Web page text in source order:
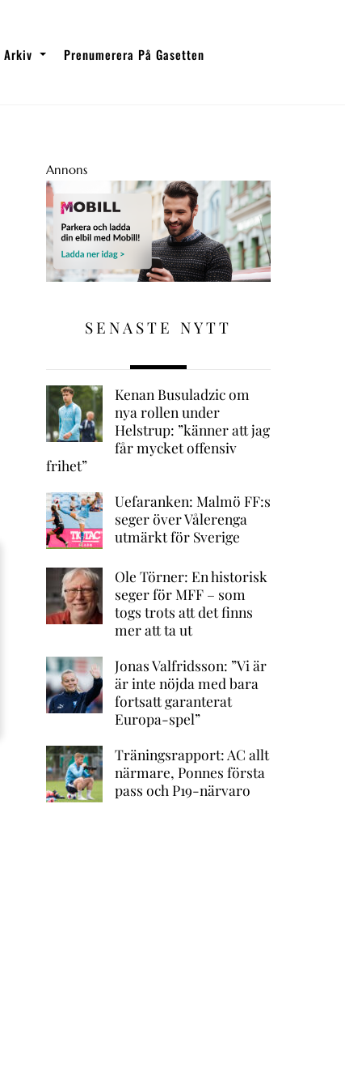
Arkiv Prenumerera På Gasetten
Annons
SENASTE NYTT
Kenan Busuladzic om
nya rollen under
Helstrup: ”känner att jag
får mycket offensiv
frihet”
Uefaranken: Malmö FF:s
seger över Vålerenga
utmärkt för Sverige
Ole Törner: En historisk
seger för MFF – som
togs trots att det finns
mer att ta ut
Jonas Valfridsson: ”Vi är
är inte nöjda med bara
fortsatt garanterat
Europa-spel”
Träningsrapport: AC allt
närmare, Ponnes första
pass och P19-närvaro